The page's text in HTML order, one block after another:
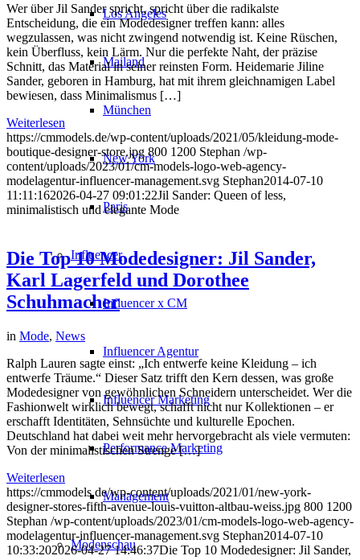
Los Angeles
Mailand
München
New York
Paris
Influencer
Influencer x CM
Influencer Agentur
Influencer Marketing
Performance Marketing
Management
Modenschau
Wer über Jil Sander spricht, spricht über die radikalste
Entscheidung, die ein Modedesigner treffen kann: alles
wegzulassen, was nicht zwingend notwendig ist. Keine Rüschen,
kein Überfluss, kein Lärm. Nur die perfekte Naht, der präzise
Schnitt, das Material in seiner reinsten Form. Heidemarie Jiline
Sander, geboren in Hamburg, hat mit ihrem gleichnamigen Label
bewiesen, dass Minimalismus […]
Weiterlesen
https://cmmodels.de/wp-content/uploads/2021/05/kleidung-mode-
boutique-designer-store.jpg 800 1200 Stephan /wp-
content/uploads/2023/01/cm-models-logo-web-agency-
modelagentur-influencer-management.svg Stephan2014-07-10
11:11:162026-04-27 09:01:22Jil Sander: Queen of less,
minimalistisch und elegante Mode
Die Top 10 Modedesigner: Jil Sander,
Karl Lagerfeld und Dorothee
Schuhmacher
in Mode, News
Ralph Lauren sagte einst: „Ich entwerfe keine Kleidung – ich
entwerfe Träume.“ Dieser Satz trifft den Kern dessen, was große
Modedesigner von gewöhnlichen Schneidern unterscheidet. Wer die
Fashionwelt wirklich bewegt, schafft nicht nur Kollektionen – er
erschafft Identitäten, Sehnsüchte und kulturelle Epochen.
Deutschland hat dabei weit mehr hervorgebracht als viele vermuten:
Von der minimalistischen Strenge […]
Weiterlesen
https://cmmodels.de/wp-content/uploads/2021/01/new-york-
designer-stores-fifth-avenue-louis-vuitton-altbau-weiss.jpg 800 1200
Stephan /wp-content/uploads/2023/01/cm-models-logo-web-agency-
modelagentur-influencer-management.svg Stephan2014-07-10
10:33:202026-04-27 14:46:37Die Top 10 Modedesigner: Jil Sander,